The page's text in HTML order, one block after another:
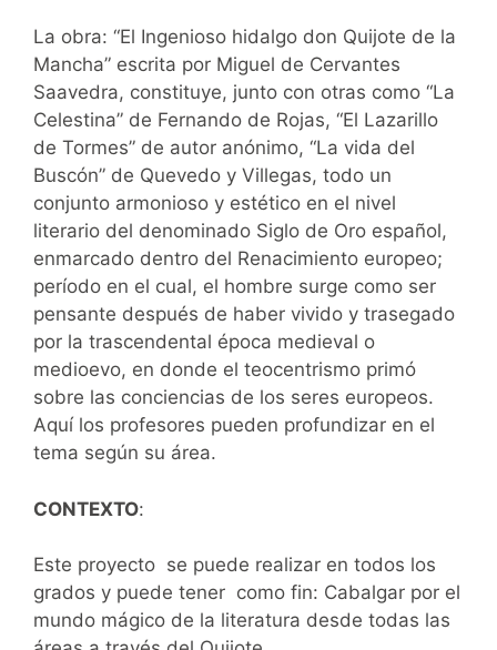
La obra: “El Ingenioso hidalgo don Quijote de la
Mancha” escrita por Miguel de Cervantes
Saavedra, constituye, junto con otras como “La
Celestina” de Fernando de Rojas, “El Lazarillo
de Tormes” de autor anónimo, “La vida del
Buscón” de Quevedo y Villegas, todo un
conjunto armonioso y estético en el nivel
literario del denominado Siglo de Oro español,
enmarcado dentro del Renacimiento europeo;
período en el cual, el hombre surge como ser
pensante después de haber vivido y trasegado
por la trascendental época medieval o
medioevo, en donde el teocentrismo primó
sobre las conciencias de los seres europeos.
Aquí los profesores pueden profundizar en el
tema según su área.
CONTEXTO:
Este proyecto se puede realizar en todos los
grados y puede tener como fin: Cabalgar por el
mundo mágico de la literatura desde todas las